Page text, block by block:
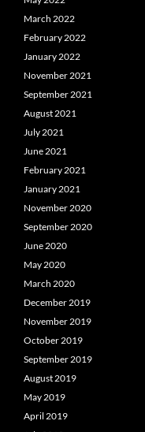
March 2022
February 2022
January 2022
November 2021
September 2021
August 2021
July 2021
June 2021
February 2021
January 2021
November 2020
September 2020
June 2020
May 2020
March 2020
December 2019
November 2019
October 2019
September 2019
August 2019
May 2019
April 2019